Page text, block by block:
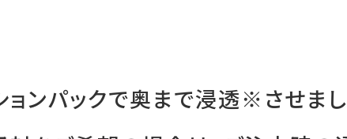
ンパックで奥まで浸透※させまし